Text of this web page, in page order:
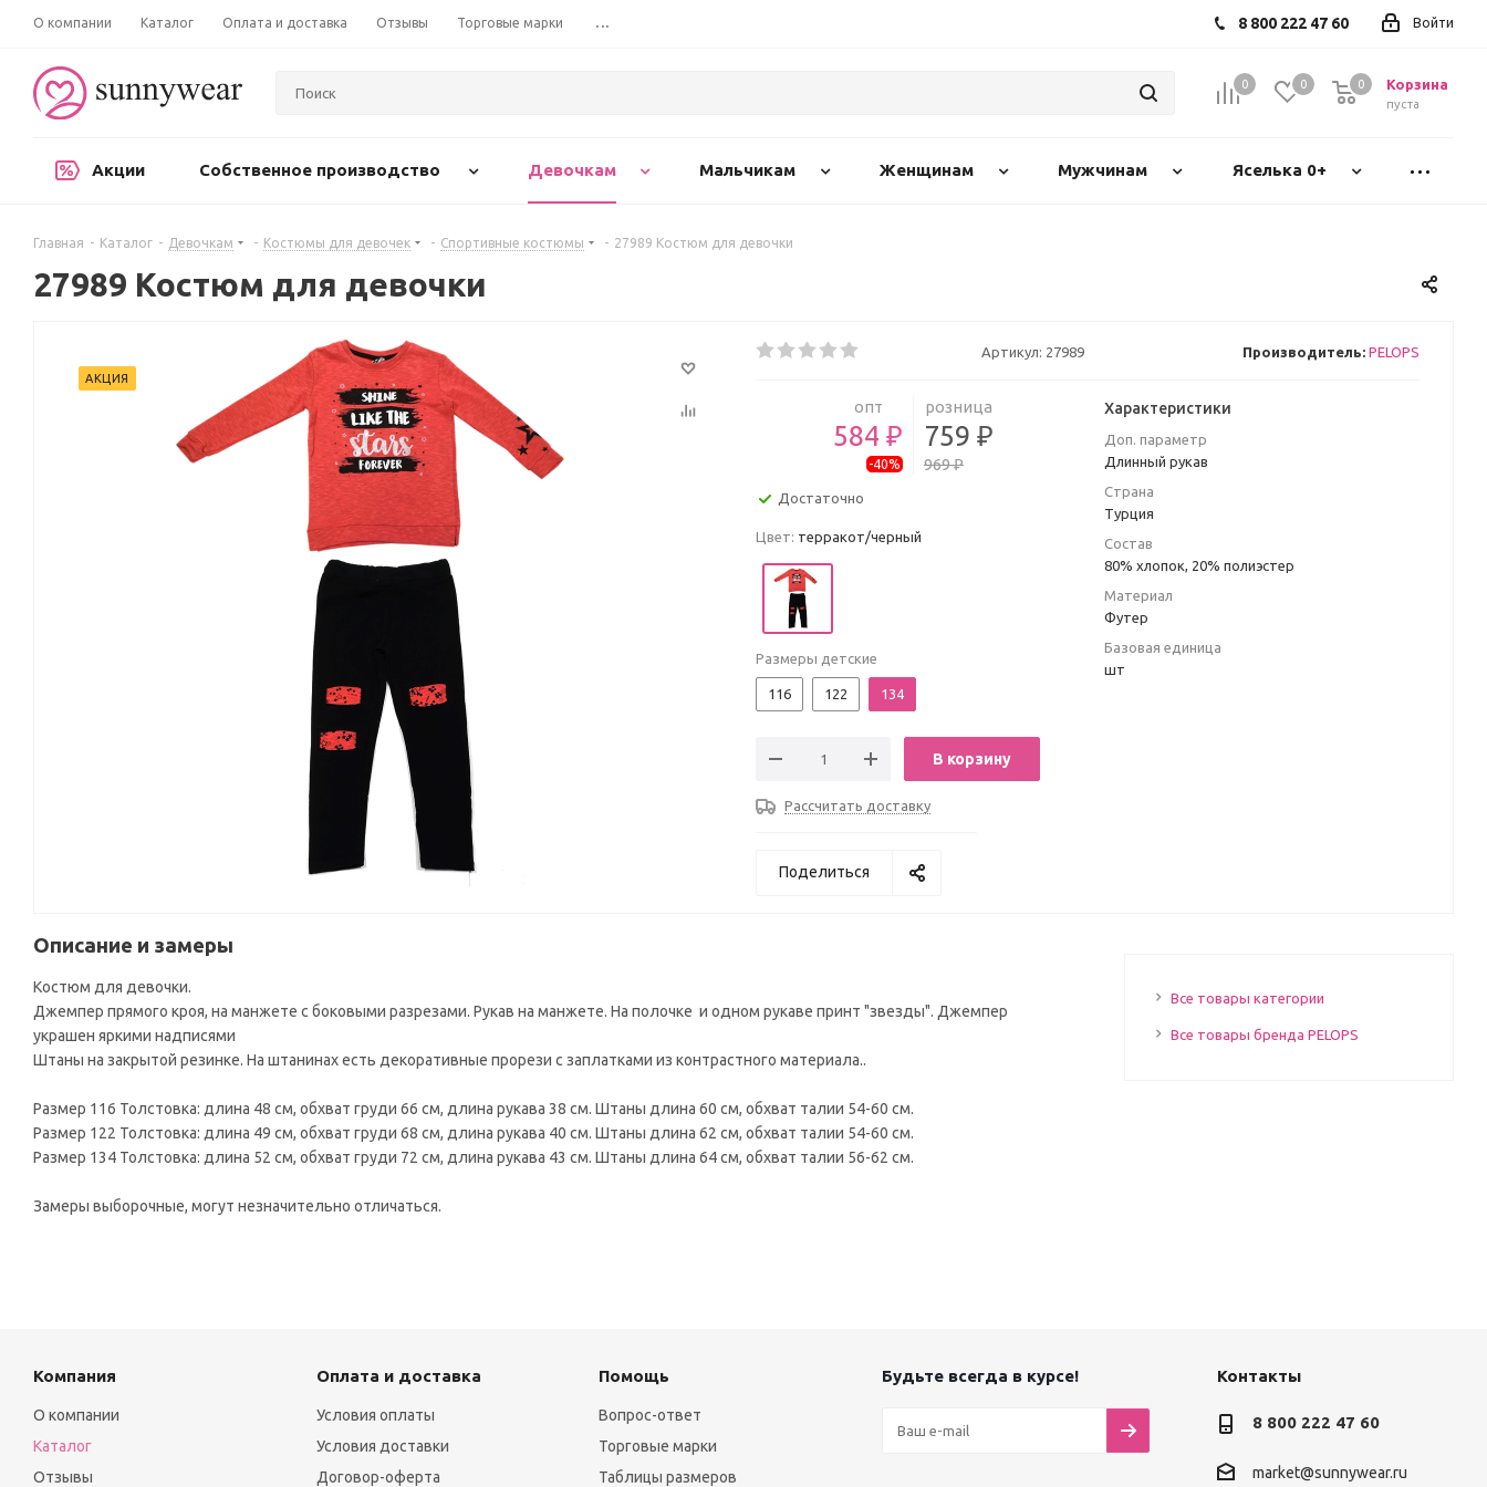
О компании Каталог Оплата и доставка Отзывы Торговые марки ... Войти
8 800 222 47 60
0 0 Корзина
пуста
0
Акции Собственное производство Девочкам Мальчикам Женщинам Мужчинам Яселька 0+
Главная - Каталог - Девочкам - Костюмы для девочек - Спортивные костюмы - 27989 Костюм для девочки
27989 Костюм для девочки
АКЦИЯ
Артикул: 27989 Производитель: PELOPS
опт
584 ₽
-40%
розница
759 ₽
969 ₽
Достаточно
Цвет: терракот/черный
Размеры детские
116 122 134
В корзину
Рассчитать доставку
Характеристики
Доп. параметр
Длинный рукав
Страна
Турция
Состав
80% хлопок, 20% полиэстер
Материал
Футер
Базовая единица
шт
Поделиться
Описание и замеры
Костюм для девочки.
Джемпер прямого кроя, на манжете с боковыми разрезами. Рукав на манжете. На полочке и одном рукаве принт "звезды". Джемпер
украшен яркими надписями
Штаны на закрытой резинке. На штанинах есть декоративные прорези с заплатками из контрастного материала..
Размер 116 Толстовка: длина 48 см, обхват груди 66 см, длина рукава 38 см. Штаны длина 60 см, обхват талии 54-60 см.
Размер 122 Толстовка: длина 49 см, обхват груди 68 см, длина рукава 40 см. Штаны длина 62 см, обхват талии 54-60 см.
Размер 134 Толстовка: длина 52 см, обхват груди 72 см, длина рукава 43 см. Штаны длина 64 см, обхват талии 56-62 см.
Замеры выборочные, могут незначительно отличаться.
Все товары категории
Все товары бренда PELOPS
Компания
О компании
Каталог
Отзывы
Оплата и доставка
Условия оплаты
Условия доставки
Договор-оферта
Помощь
Вопрос-ответ
Торговые марки
Таблицы размеров
Будьте всегда в курсе! Контакты
8 800 222 47 60
market@sunnywear.ru